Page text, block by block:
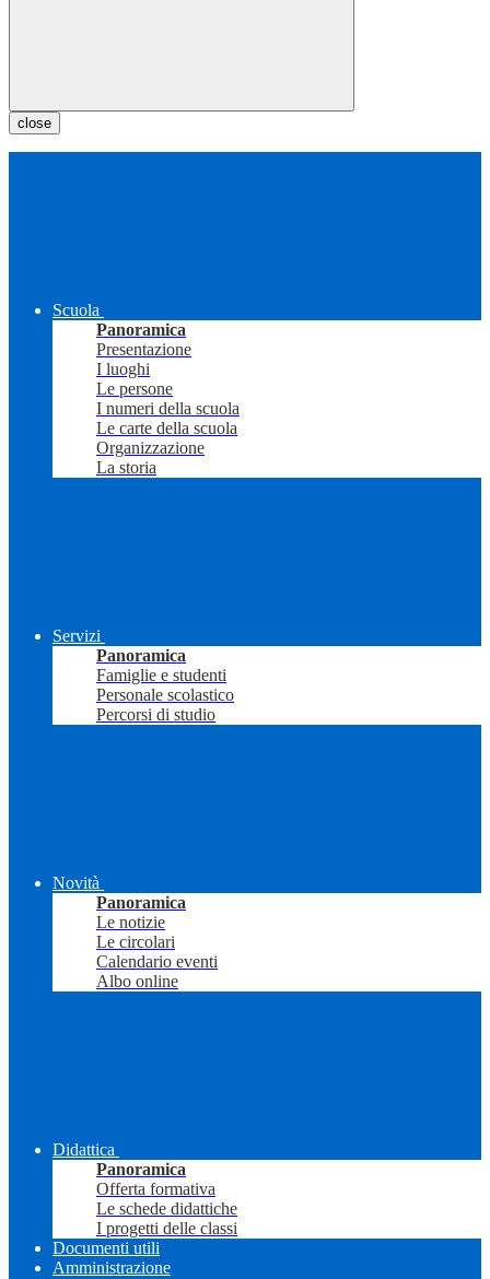
close
Scuola
Panoramica
Presentazione
I luoghi
Le persone
I numeri della scuola
Le carte della scuola
Organizzazione
La storia
Servizi
Panoramica
Famiglie e studenti
Personale scolastico
Percorsi di studio
Novità
Panoramica
Le notizie
Le circolari
Calendario eventi
Albo online
Didattica
Panoramica
Offerta formativa
Le schede didattiche
I progetti delle classi
Documenti utili
Amministrazione